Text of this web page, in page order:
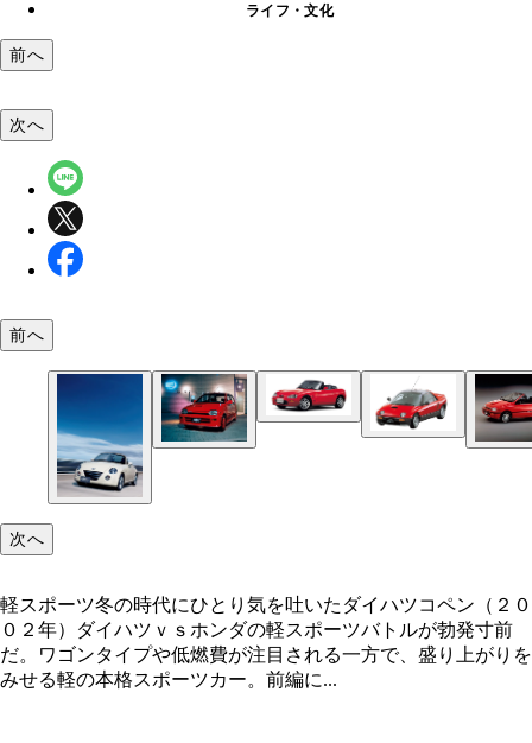
ライフ・文化
前へ
９１年 スズキ カプチーノ
９２年 マツダ オートザム ＡＺ－１
９３年 スバル ヴィヴィオ Ｔ－ｔｏｐ
９３年 スズキ キャラ
９１年 ホンダ ビート
０２年 スズキ Ｋｅｉワークス
０５年 スバル Ｒ１
１４年 ダイハツ コペン ローブ
０２年 ダイハツ コペン
次へ
前へ
次へ
軽スポーツ冬の時代にひとり気を吐いたダイハツコペン（２０
０２年）ダイハツｖｓホンダの軽スポーツバトルが勃発寸前
だ。ワゴンタイプや低燃費が注目される一方で、盛り上がりを
みせる軽の本格スポーツカー。前編に...